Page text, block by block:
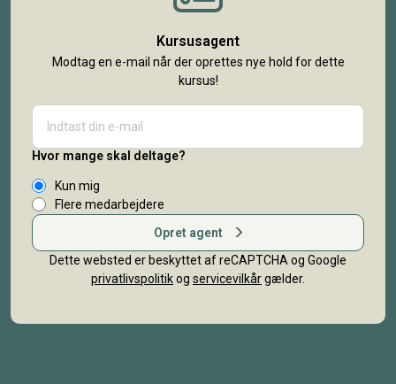
Kursusagent
Modtag en e-mail når der oprettes nye hold for dette
kursus!
Hvor mange skal deltage?
Kun mig
Flere medarbejdere
Opret agent
Dette websted er beskyttet af reCAPTCHA og Google
privatlivspolitikog servicevilkårgælder.